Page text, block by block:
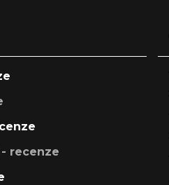
recenze